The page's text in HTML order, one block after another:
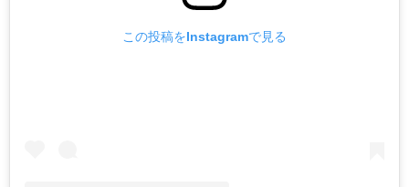
この投稿をInstagramで見る